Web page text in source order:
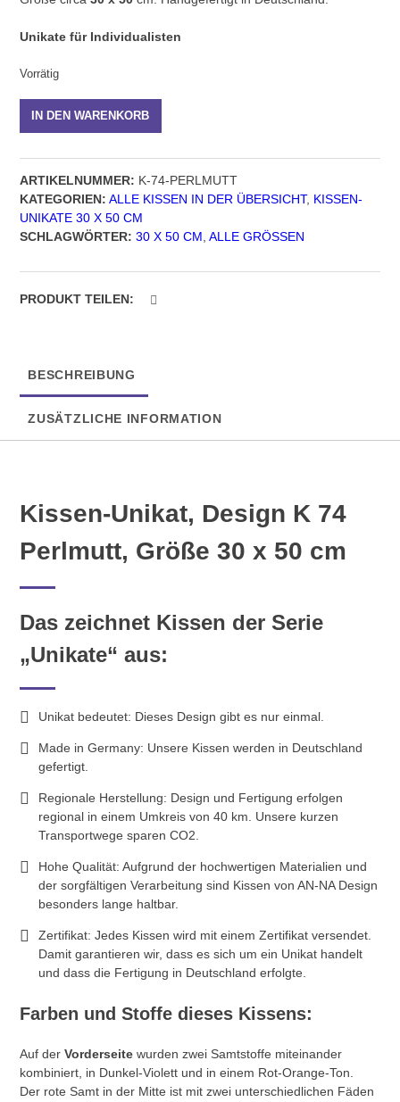
Unikate für Individualisten
Vorrätig
Kissen-
74
Perlmutt,
Größe
30
x
cm
Menge
IN DEN WARENKORB
ARTIKELNUMMER: K-74-PERLMUTT
KATEGORIEN: ALLE KISSEN IN DER ÜBERSICHT, KISSEN-
UNIKATE 30 X 50 CM
SCHLAGWÖRTER: 30 X 50 CM,ALLE GRÖSSEN
PRODUKT TEILEN:
BESCHREIBUNG
ZUSÄTZLICHE INFORMATION
Kissen-Unikat, Design K 74
Perlmutt, Größe 30 x 50 cm
Das zeichnet Kissen der Serie
„Unikate“ aus:
Unikat bedeutet: Dieses Design gibt es nur einmal.
Made in Germany: Unsere Kissen werden in Deutschland
gefertigt.
Regionale Herstellung: Design und Fertigung erfolgen
regional in einem Umkreis von 40 km. Unsere kurzen
Transportwege sparen CO2.
Hohe Qualität: Aufgrund der hochwertigen Materialien und
der sorgfältigen Verarbeitung sind Kissen von AN-NA Design
besonders lange haltbar.
Zertifikat: Jedes Kissen wird mit einem Zertifikat versendet.
Damit garantieren wir, dass es sich um ein Unikat handelt
und dass die Fertigung in Deutschland erfolgte.
Farben und Stoffe dieses Kissens:
Auf derVorderseite wurden zwei Samtstoffe miteinander
kombiniert, in Dunkel-Violett und in einem Rot-Orange-Ton.
Der rote Samt in der Mitte ist mit zwei unterschiedlichen Fäden